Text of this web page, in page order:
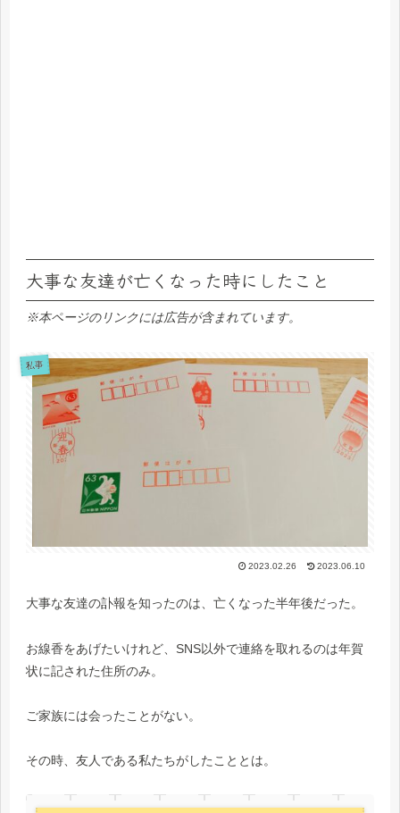
大事な友達が亡くなった時にしたこと
※本ページのリンクには広告が含まれています。
私事
2023.02.26 2023.06.10
大事な友達の訃報を知ったのは、亡くなった半年後だった。
お線香をあげたいけれど、SNS以外で連絡を取れるのは年賀
状に記された住所のみ。
ご家族には会ったことがない。
その時、友人である私たちがしたこととは。